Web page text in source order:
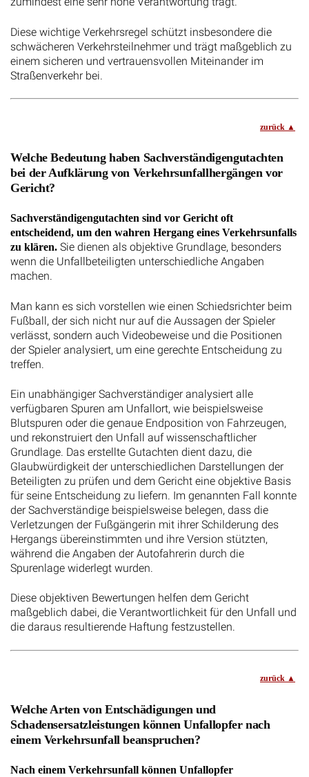
Diese wichtige Verkehrsregel schützt insbesondere die
schwächeren Verkehrsteilnehmer und trägt maßgeblich zu
einem sicheren und vertrauensvollen Miteinander im
Straßenverkehr bei.
zurück
Welche Bedeutung haben Sachverständigengutachten
bei der Aufklärung von Verkehrsunfallhergängen vor
Gericht?
Sachverständigengutachten sind vor Gericht oft
entscheidend, um den wahren Hergang eines Verkehrsunfalls
zu klären. Sie dienen als objektive Grundlage, besonders
wenn die Unfallbeteiligten unterschiedliche Angaben
machen.
Man kann es sich vorstellen wie einen Schiedsrichter beim
Fußball, der sich nicht nur auf die Aussagen der Spieler
verlässt, sondern auch Videobeweise und die Positionen
der Spieler analysiert, um eine gerechte Entscheidung zu
treffen.
Ein unabhängiger Sachverständiger analysiert alle
verfügbaren Spuren am Unfallort, wie beispielsweise
Blutspuren oder die genaue Endposition von Fahrzeugen,
und rekonstruiert den Unfall auf wissenschaftlicher
Grundlage. Das erstellte Gutachten dient dazu, die
Glaubwürdigkeit der unterschiedlichen Darstellungen der
Beteiligten zu prüfen und dem Gericht eine objektive Basis
für seine Entscheidung zu liefern. Im genannten Fall konnte
der Sachverständige beispielsweise belegen, dass die
Verletzungen der Fußgängerin mit ihrer Schilderung des
Hergangs übereinstimmten und ihre Version stützten,
während die Angaben der Autofahrerin durch die
Spurenlage widerlegt wurden.
Diese objektiven Bewertungen helfen dem Gericht
maßgeblich dabei, die Verantwortlichkeit für den Unfall und
die daraus resultierende Haftung festzustellen.
zurück
Welche Arten von Entschädigungen und
Schadensersatzleistungen können Unfallopfer nach
einem Verkehrsunfall beanspruchen?
Nach einem Verkehrsunfall können Unfallopfer